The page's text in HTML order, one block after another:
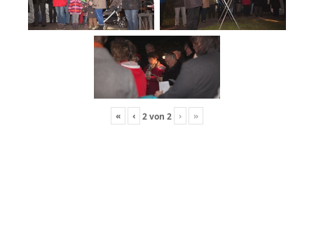
« ‹ 2von 2 › »